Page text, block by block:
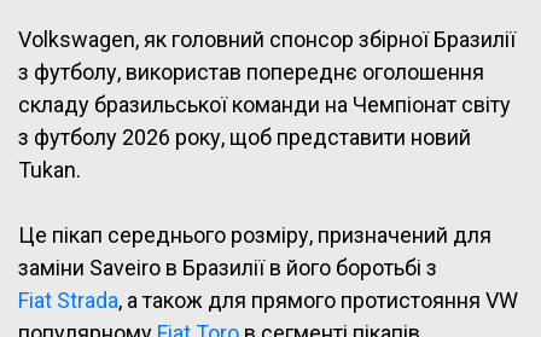
Volkswagen, як головний спонсор збірної Бразилії
з футболу, використав попереднє оголошення
складу бразильської команди на Чемпіонат світу
з футболу 2026 року, щоб представити новий
Tukan.
Це пікап середнього розміру, призначений для
заміни Saveiro в Бразилії в його боротьбі з
Fiat Strada, а також для прямого протистояння VW